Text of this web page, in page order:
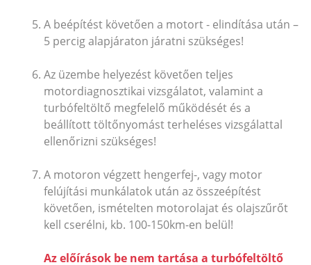
A beépítést követően a motort - elindítása után –
5 percig alapjáraton járatni szükséges!
Az üzembe helyezést követően teljes
motordiagnosztikai vizsgálatot, valamint a
turbófeltöltő megfelelő működését és a
beállított töltőnyomást terheléses vizsgálattal
ellenőrizni szükséges!
A motoron végzett hengerfej-, vagy motor
felújítási munkálatok után az összeépítést
követően, ismételten motorolajat és olajszűrőt
kell cserélni, kb. 100-150km-en belül!
Az előírások be nem tartása a turbófeltöltő